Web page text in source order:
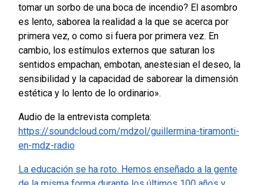
tomar un sorbo de una boca de incendio? El asombro
es lento, saborea la realidad a la que se acerca por
primera vez, o como si fuera por primera vez. En
cambio, los estímulos externos que saturan los
sentidos empachan, embotan, anestesian el deseo, la
sensibilidad y la capacidad de saborear la dimensión
estética y lo lento de lo ordinario».
Audio de la entrevista completa:
https://soundcloud.com/mdzol/guillermina-tiramonti-
en-mdz-radio
La educación se ha roto. Hemos enseñado a la gente